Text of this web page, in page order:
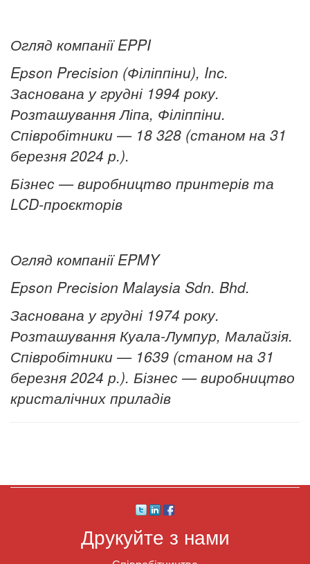
Огляд компанії EPPI
Epson Precision (Філіппіни), Inc.
Заснована у грудні 1994 року.
Розташування Ліпа, Філіппіни.
Співробітники — 18 328 (станом на 31
березня 2024 р.).
Бізнес — виробництво принтерів та
LCD-проєкторів
Огляд компанії EPMY
Epson Precision Malaysia Sdn. Bhd.
Заснована у грудні 1974 року.
Розташування Куала-Лумпур, Малайзія.
Співробітники — 1639 (станом на 31
березня 2024 р.). Бізнес — виробництво
кристалічних приладів
Друкуйте з нами